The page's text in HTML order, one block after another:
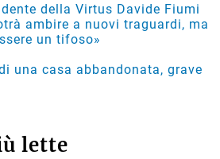
della Virtus Davide Fiumi
ambire a nuovi traguardi, ma
un tifoso»
una casa abbandonata, grave
lette